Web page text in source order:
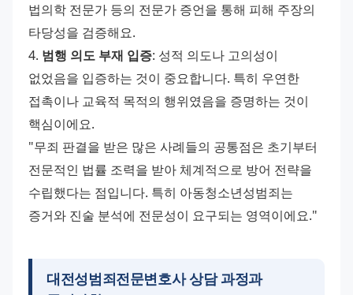
법의학 전문가 등의 전문가 증언을 통해 피해 주장의
타당성을 검증해요.
4. 범행 의도 부재 입증: 성적 의도나 고의성이
없었음을 입증하는 것이 중요합니다. 특히 우연한
접촉이나 교육적 목적의 행위였음을 증명하는 것이
핵심이에요.
"무죄 판결을 받은 많은 사례들의 공통점은 초기부터
전문적인 법률 조력을 받아 체계적으로 방어 전략을
수립했다는 점입니다. 특히 아동청소년성범죄는
증거와 진술 분석에 전문성이 요구되는 영역이에요."
대전성범죄전문변호사 상담 과정과